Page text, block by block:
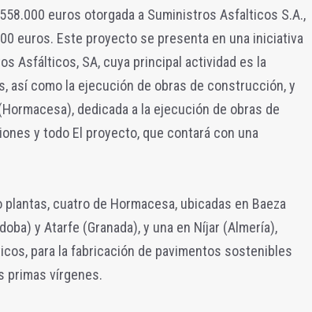
euros otorgada a Suministros Asfalticos S.A.,
euros. Este proyecto se presenta en una iniciativa
Asfálticos, SA, cuya principal actividad es la
así como la ejecución de obras de construcción, y
dedicada a la ejecución de obras de
y todo El proyecto, que contará con una
cuatro de Hormacesa, ubicadas en Baeza
y Atarfe (Granada), y una en Níjar (Almería),
para la fabricación de pavimentos sostenibles
primas vírgenes.